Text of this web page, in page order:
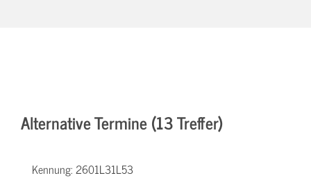
Alternative Termine (13 Treffer)
Kennung:2601L31L53